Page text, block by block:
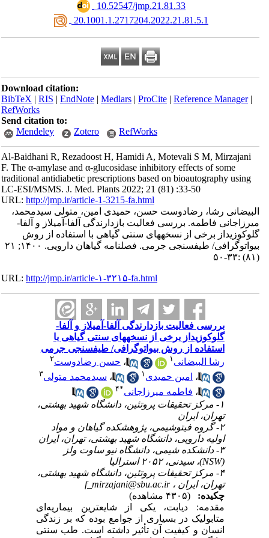
‎ 10.52547/jmp.21.81.33
‎ 20.1001.1.2717204.2022.21.81.5.1
Download citation:
BibTeX|RIS|EndNote|Medlars|ProCite|Reference Manager
RefWorks
Send citation to:
Mendeley
Zotero RefWorks
Al-Baidhani R, Rezadoost H, Hamidi A, Motevali S M, Mirzajani
F. The α-amylase and α-glucosidase inhibitory effects of some
traditional antidiabetic prescriptions based on bioautography using
LC-ESI/MSMS. J. Med. Plants 2022; 21 (81) :33-50
URL:http://jmp.ir/article-1-3215-fa.html
رشا، رضادوست حسن، حمیدی امین، متولی سیدمحمد،
فاطمه. بررسی فعالیت بازدارندگی آلفا-آمیلاز و آلفا-
گلوکوزیداز برخی از نسخه‎های سنتی گیاهی با استفاده از روش
بیواتوگرافی/ طیف‎سنجی جرمی. فصلنامه گياهان دارویی. ۱۴۰۰; ۲۱
URL:http://jmp.ir/article-۱-۳۲۱۵-fa.html
بررسی فعالیت بازدارندگی آلفا-آمیلاز و آلفا-
گلوکوزیداز برخی از نسخه‎های سنتی گیاهی با
استفاده از روش بیواتوگرافی/ طیف‎سنجی جرمی
رشا البیضانی ۱ ،حسن رضادوست
،امین حمیدی ،سیدمحمد متولی ۳
،فاطمه میرزاجانی *۴
۱- مرکز تحقیقات پروتئین، دانشگاه شهید بهشتی،
تهران، ایران
۲- گروه فیتوشیمی، پژوهشکده گیاهان و مواد
اولیه دارویی، دانشگاه شهید بهشتی، تهران، ایران
۳- دانشکده شیمی، دانشگاه نیو ساوت ولز
۴- مرکز تحقیقات پروتئین، دانشگاه شهید بهشتی،
تهران، ایران ،f_mirzajani@sbu.ac.ir
چکیده:
(۴۳۰۵ مشاهده)
مقدمه: دیابت، یکی از شایعترین بیماریه‌ای
متابولیک در بسیاری از جوامع بوده که بر زندگی
انسان و کیفیت آن تأثیر داشته است. طب سنتی